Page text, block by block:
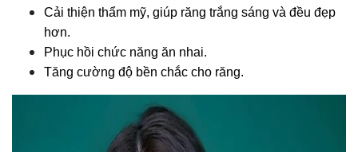
Cải thiện thẩm mỹ, giúp răng trắng sáng và đều đẹp
hơn.
Phục hồi chức năng ăn nhai.
Tăng cường độ bền chắc cho răng.